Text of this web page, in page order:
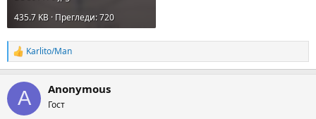
435.7 KB · Прегледи: 720
R
e
c
i
Karlito/Man
A Anonymous
Гост